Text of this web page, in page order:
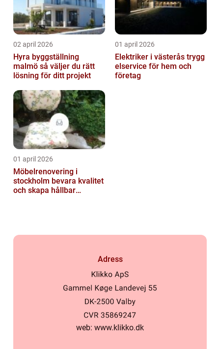
02 april 2026
Hyra byggställning
malmö så väljer du rätt
lösning för ditt projekt
01 april 2026
Elektriker i västerås trygg
elservice för hem och
företag
01 april 2026
Möbelrenovering i
stockholm bevara kvalitet
och skapa hållbar
Adress
web: www.klikko.dk